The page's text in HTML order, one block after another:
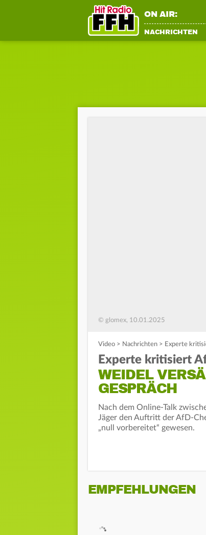
ON AIR:
NACHRICHTEN
© glomex, 10.01.2025
Video > Nachrichten > Experte
Experte kritisiert
WEIDEL
GESPRÄCH
Nach dem Online-Talk
Jäger den Auftritt der AfD-
„null vorbereitet“ gewesen.
EMPFEHLUNGEN